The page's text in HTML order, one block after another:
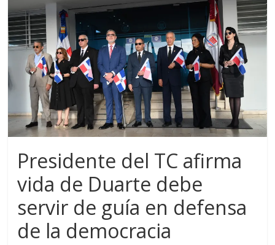
Presidente del TC afirma
vida de Duarte debe
servir de guía en defensa
de la democracia